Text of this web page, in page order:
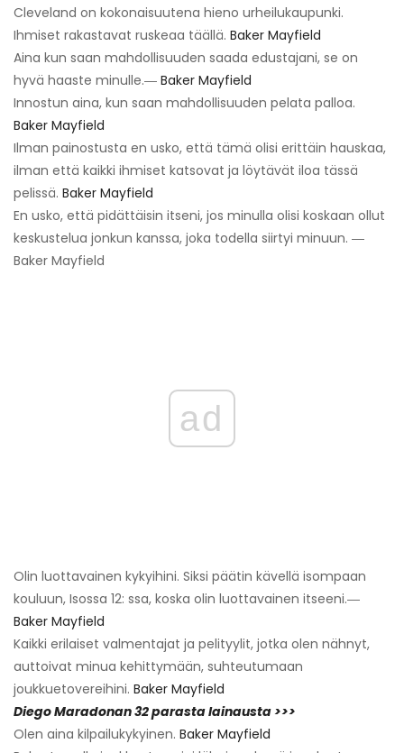
Cleveland on kokonaisuutena hieno urheilukaupunki.
Ihmiset rakastavat ruskeaa täällä. Baker Mayfield
Aina kun saan mahdollisuuden saada edustajani, se on
hyvä haaste minulle.― Baker Mayfield
Innostun aina, kun saan mahdollisuuden pelata palloa.
Baker Mayfield
Ilman painostusta en usko, että tämä olisi erittäin hauskaa,
ilman että kaikki ihmiset katsovat ja löytävät iloa tässä
pelissä. Baker Mayfield
En usko, että pidättäisin itseni, jos minulla olisi koskaan ollut
keskustelua jonkun kanssa, joka todella siirtyi minuun. ―
Baker Mayfield
ad
Olin luottavainen kykyihini. Siksi päätin kävellä isompaan
kouluun, Isossa 12: ssa, koska olin luottavainen itseeni.―
Baker Mayfield
Kaikki erilaiset valmentajat ja pelityylit, jotka olen nähnyt,
auttoivat minua kehittymään, suhteutumaan
joukkuetovereihini. Baker Mayfield
Diego Maradonan 32 parasta lainausta >>>
Olen aina kilpailukykyinen. Baker Mayfield